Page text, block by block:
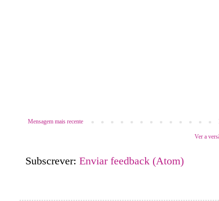
Mensagem mais recente
Ver a
Subscrever: Enviar feedback (Atom)